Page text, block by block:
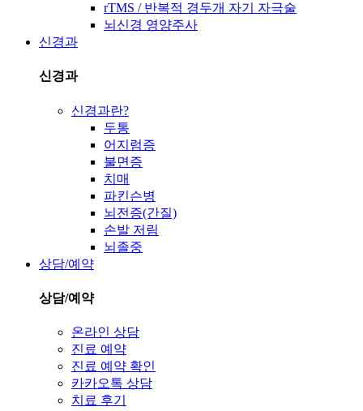
rTMS / 반복적 경두개 자기 자극술
뇌신경 영양주사
신경과
신경과
신경과란?
두통
어지럼증
불면증
치매
파킨슨병
뇌전증(간질)
손발 저림
뇌졸중
상담/예약
상담/예약
온라인 상담
진료 예약
진료 예약 확인
카카오톡 상담
치료 후기